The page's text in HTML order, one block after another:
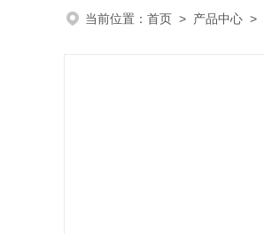
当前位置： 首页 > 产品中心 >